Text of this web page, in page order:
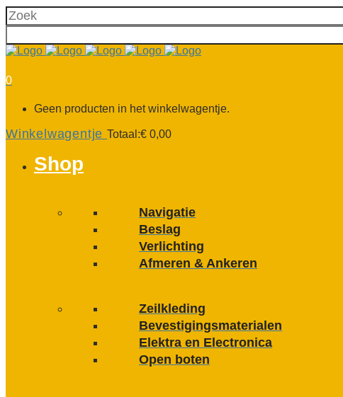
0
Geen producten in het winkelwagentje.
Winkelwagentje Totaal:€ 0,00
Shop
Navigatie
Beslag
Verlichting
Afmeren & Ankeren
Zeilkleding
Bevestigings­­materialen
Elektra en Electronica
Open boten